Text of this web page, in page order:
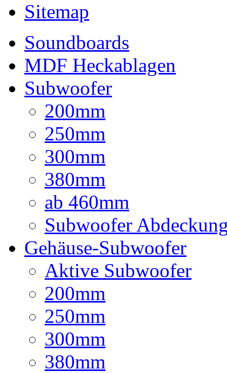
Sitemap
Soundboards
MDF Heckablagen
Subwoofer
200mm
250mm
300mm
380mm
ab 460mm
Subwoofer
Gehäuse-Subwoofer
Aktive Subwoofer
200mm
250mm
300mm
380mm